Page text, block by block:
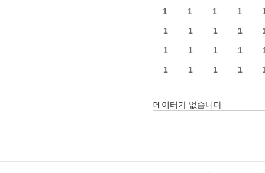
1 1 1 1
1 1 1 1
1 1 1 1
1 1 1 1
데이터가 없습니다.